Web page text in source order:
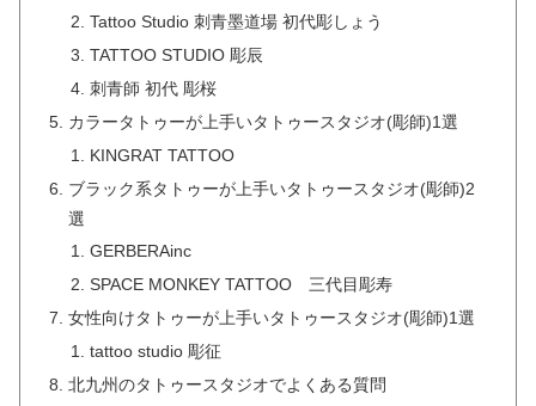
Tattoo Studio 刺青墨道場 初代彫しょう
TATTOO STUDIO 彫辰
刺青師 初代 彫桜
カラータトゥーが上手いタトゥースタジオ(彫師)1選
KINGRAT TATTOO
ブラック系タトゥーが上手いタトゥースタジオ(彫師)2
選
GERBERAinc
SPACE MONKEY TATTOO 三代目彫寿
女性向けタトゥーが上手いタトゥースタジオ(彫師)1選
tattoo studio 彫征
北九州のタトゥースタジオでよくある質問